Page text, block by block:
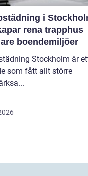
i
rena trapphus
boendemiljöer
Stockholm är
som fått allt större